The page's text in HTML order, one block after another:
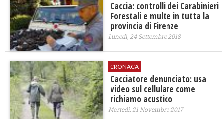
​Caccia: controlli dei Carabinieri
Forestali e multe in tutta la
provincia di Firenze
Lunedì, 24 Settembre 2018
CRONACA
Cacciatore denunciato: usa
video sul cellulare come
richiamo acustico
Martedì, 21 Novembre 2017